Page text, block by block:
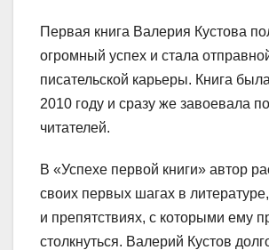
Первая книга Валерия Кустова
огромный успех и стала
писательской карьеры. Книга
2010 году и сразу же завоевала
читателей.
В «Успехе первой книги» автор
своих первых шагах в
и препятствиях, с которыми ему
столкнуться. Валерий Кустов